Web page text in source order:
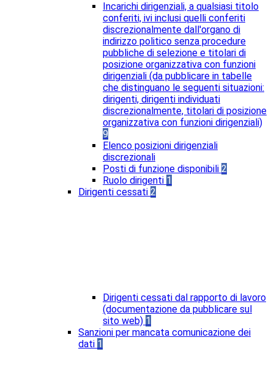
Incarichi dirigenziali, a qualsiasi titolo
conferiti, ivi inclusi quelli conferiti
discrezionalmente dall'organo di
indirizzo politico senza procedure
pubbliche di selezione e titolari di
posizione organizzativa con funzioni
dirigenziali (da pubblicare in tabelle
che distinguano le seguenti situazioni:
dirigenti, dirigenti individuati
discrezionalmente, titolari di posizione
organizzativa con funzioni dirigenziali)
9
Elenco posizioni dirigenziali
discrezionali
Posti di funzione disponibili 2
Ruolo dirigenti 1
Dirigenti cessati 2
Dirigenti cessati dal rapporto di lavoro
(documentazione da pubblicare sul
sito web) 1
Sanzioni per mancata comunicazione dei
dati 1